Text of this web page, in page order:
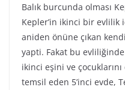
Balık burcunda olması
Kepler’in ikinci bir evlilik
aniden önüne çıkan
yapti. Fakat bu
ikinci eşini ve
temsil eden 5’inci evde,